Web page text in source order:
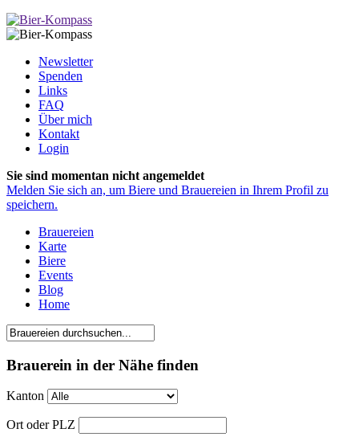
Newsletter
Spenden
Links
FAQ
Über mich
Kontakt
Login
Sie sind momentan nicht angemeldet
Melden Sie sich an, um Biere und Brauereien in Ihrem Profil zu
speichern.
Brauereien
Karte
Biere
Events
Blog
Home
Brauerein in der Nähe finden
Kanton
Ort oder PLZ